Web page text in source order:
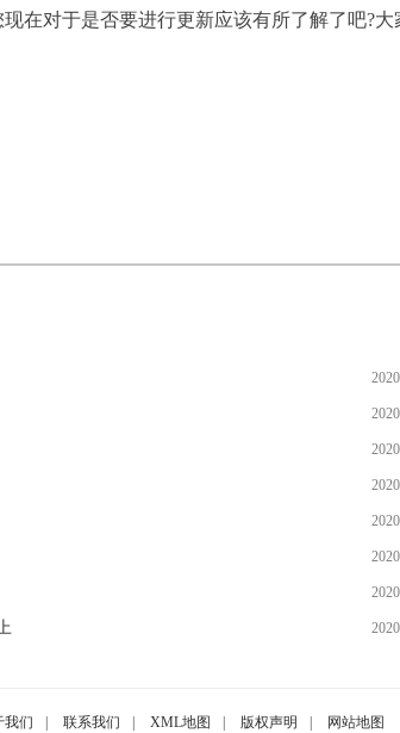
在对于是否要进行更新应该有所了解了吧?大
我们 联系我们 XML地图 版权声明 网站地图